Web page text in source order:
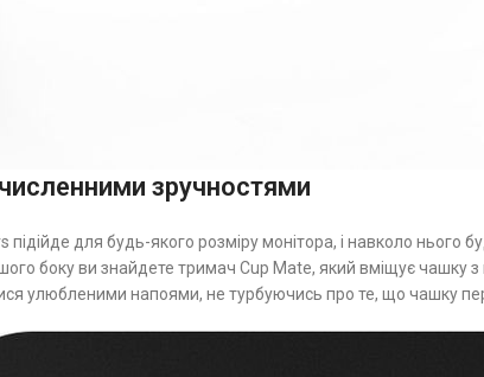
зручностями
підійде для будь-якого розміру монітора, і навколо
боку ви знайдете тримач Cup Mate, який вміщує чашку
улюбленими напоями, не турбуючись про те, що чашку